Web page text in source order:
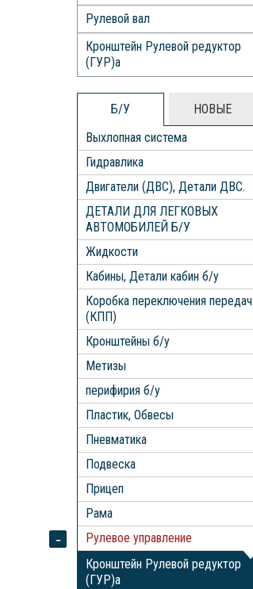
Рулевой вал
Кронштейн Рулевой редуктор
(ГУР)а
Б/У
НОВЫЕ
Выхлопная система
Гидравлика
Двигатели (ДВС), Детали ДВС.
ДЕТАЛИ ДЛЯ ЛЕГКОВЫХ
АВТОМОБИЛЕЙ Б/У
Жидкости
Кабины, Детали кабин б/у
Коробка переключения передач
(КПП)
Кронштейны б/у
Метизы
перифирия б/у
Пластик, Обвесы
Пневматика
Подвеска
Прицеп
Рама
Рулевое управление
Кронштейн Рулевой редуктор
(ГУР)а